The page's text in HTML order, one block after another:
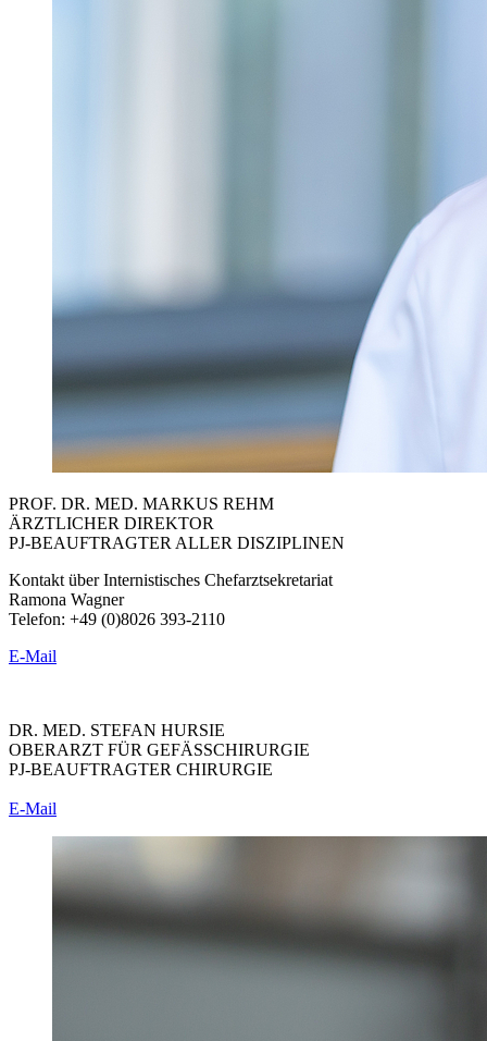
PROF. DR. MED. MARKUS REHM
ÄRZTLICHER DIREKTOR
PJ-BEAUFTRAGTER ALLER DISZIPLINEN
Kontakt über Internistisches Chefarztsekretariat
Ramona Wagner
Telefon: +49 (0)8026 393-2110
E-Mail
DR. MED. STEFAN HURSIE
OBERARZT FÜR GEFÄSSCHIRURGIE
PJ-BEAUFTRAGTER CHIRURGIE
E-Mail